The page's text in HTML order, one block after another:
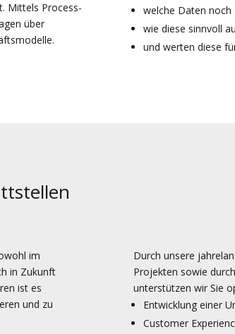
Mittels Process-
über
welche Daten noch
wie diese sinnvoll
und werten diese
im
in Zukunft
ist es
und zu
Durch unsere
Projekten sowie
unterstützen wir Sie
Entwicklung einer
Customer